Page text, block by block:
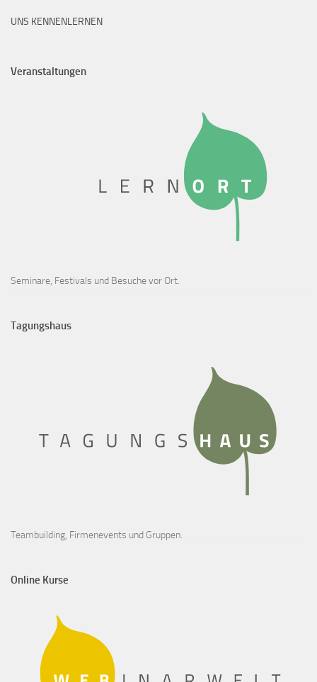
UNS KENNENLERNEN
Veranstaltungen
Seminare, Festivals und Besuche vor Ort.
Tagungshaus
Teambuilding, Firmenevents und Gruppen.
Online Kurse